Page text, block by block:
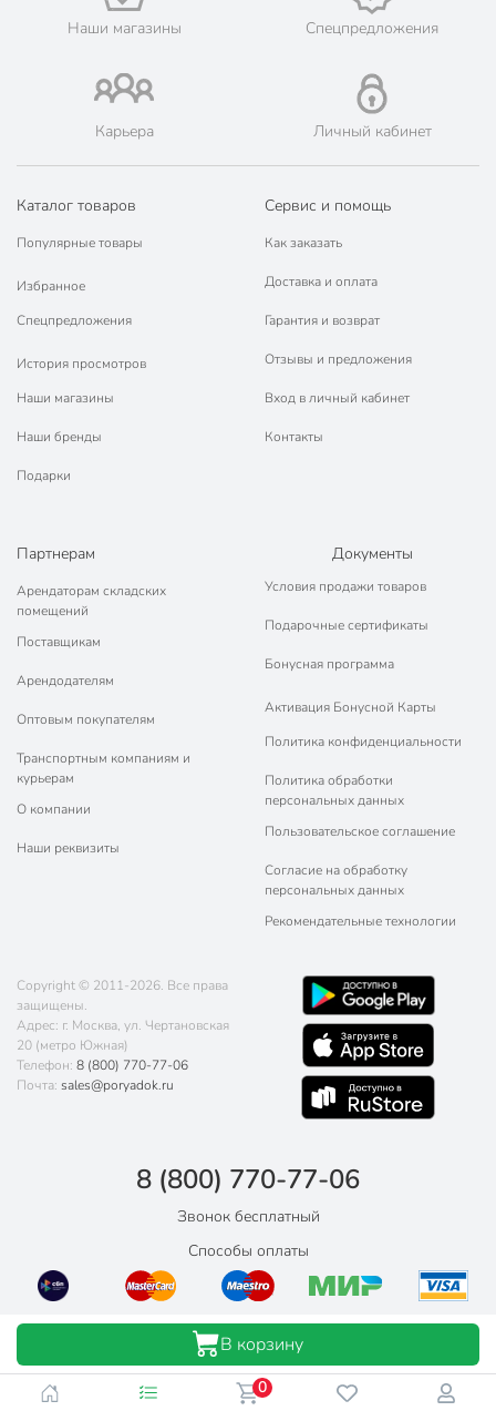
Наши магазины Спецпредложения
Карьера Личный кабинет
Каталог товаров
Популярные товары
Избранное
Спецпредложения
История просмотров
Наши магазины
Наши бренды
Подарки
Сервис и помощь
Как заказать
Доставка и оплата
Гарантия и возврат
Отзывы и предложения
Вход в личный кабинет
Контакты
Партнерам
Арендаторам складских
помещений
Поставщикам
Арендодателям
Оптовым покупателям
Транспортным компаниям и
курьерам
О компании
Наши реквизиты
Документы
Условия продажи товаров
Подарочные сертификаты
Бонусная программа
Активация Бонусной Карты
Политика конфиденциальности
Политика обработки
персональных данных
Пользовательское соглашение
Согласие на обработку
персональных данных
Рекомендательные технологии
Copyright © 2011-2026. Все права
защищены.
Адрес: г. Москва, ул. Чертановская
20 (метро Южная)
Телефон: 8 (800) 770-77-06
Почта: sales@poryadok.ru
8 (800) 770-77-06
Звонок бесплатный
Способы оплаты
0
В корзину